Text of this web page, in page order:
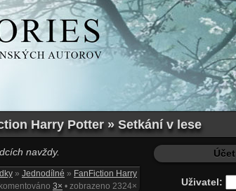
Harry Potter » Setkání v lese
navždy.
» Jednodílné » FanFiction Harry
3× • zobrazeno 2324×
Účet
Uživatel: